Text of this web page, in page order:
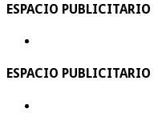
ESPACIO PUBLICITARIO
ESPACIO PUBLICITARIO